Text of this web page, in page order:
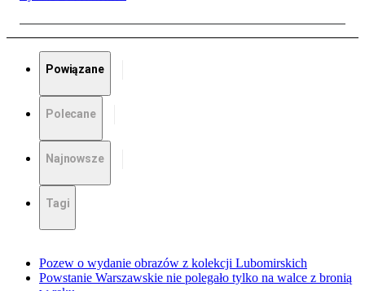
Powiązane
Polecane
Najnowsze
Tagi
Pozew o wydanie obrazów z kolekcji Lubomirskich
Powstanie Warszawskie nie polegało tylko na walce z bronią